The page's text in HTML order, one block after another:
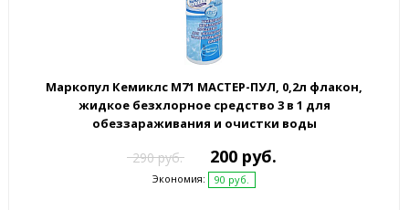
Маркопул Кемиклс М71 МАСТЕР-ПУЛ, 0,2л флакон,
жидкое безхлорное средство 3 в 1 для
обеззараживания и очистки воды
290 руб. 200 руб.
Экономия: 90 руб.